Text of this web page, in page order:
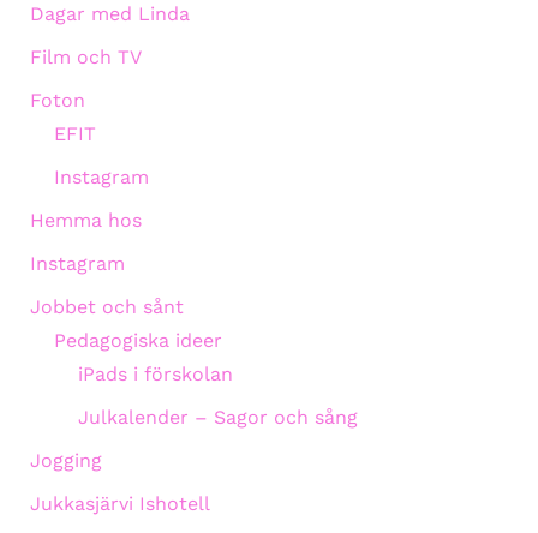
Dagar med Linda
Film och TV
Foton
EFIT
Instagram
Hemma hos
Instagram
Jobbet och sånt
Pedagogiska ideer
iPads i förskolan
Julkalender – Sagor och sång
Jogging
Jukkasjärvi Ishotell